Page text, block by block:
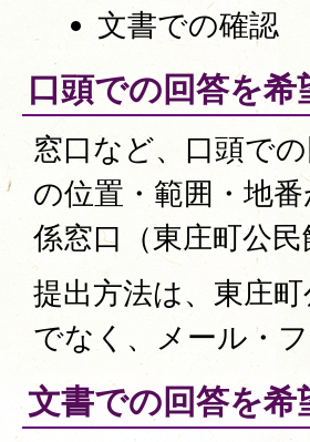
文書での確認
口頭での回答を
窓口など、口頭で
の位置・範囲・地
係窓口（東庄町公
提出方法は、東庄
でなく、メール・
文書での回答を希